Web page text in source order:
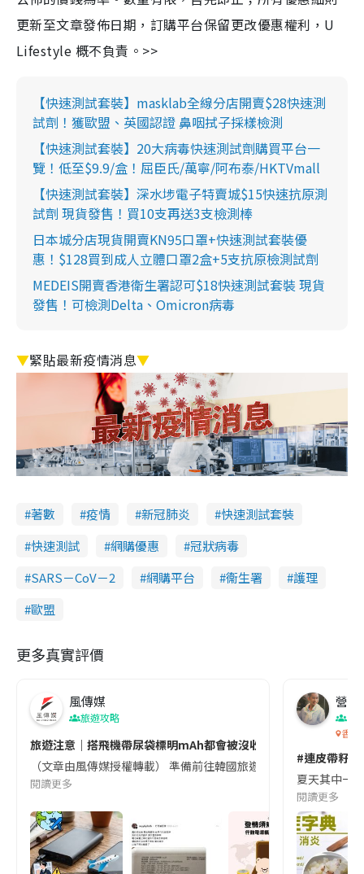
更新至文章發佈日期，訂購平台保留更改優惠權利，U
Lifestyle 概不負責。>>
【快速測試套裝】masklab全線分店開賣$28快速測
試劑！獲歐盟、英國認證 鼻咽拭子採樣檢測
【快速測試套裝】20大病毒快速測試劑購買平台一
覽！低至$9.9/盒！屈臣氏/萬寧/阿布泰/HKTVmall
【快速測試套裝】深水埗電子特賣城$15快速抗原測
試劑 現貨發售！買10支再送3支檢測棒
日本城分店現貨開賣KN95口罩+快速測試套裝優
惠！$128買到成人立體口罩2盒+5支抗原檢測試劑
MEDEIS開賣香港衛生署認可$18快速測試套裝 現貨
發售！可檢測Delta、Omicron病毒
▼緊貼最新疫情消息▼
著數 疫情 新冠肺炎
快速測試套裝
快速測試
網購優惠
冠狀病毒
SARS－CoV－2
網購平台 衞生署
護理
歐盟
更多真實評價
風傳媒
旅遊攻略
旅遊注意｜搭飛機帶尿袋標明mAh都會被沒收😱出發前切記檢查
（文章由風傳媒授權轉載） 準備前往韓國旅遊的民眾，近期要
閱讀更多
營養
香港
#連皮帶籽
夏天其中一
閱讀更多